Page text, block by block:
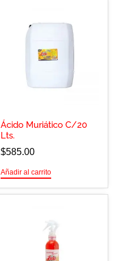
Ácido Muriático C/20
Lts.
$585.00
Añadir al carrito